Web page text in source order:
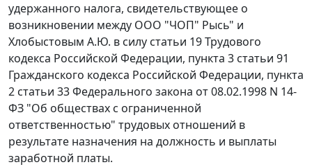
удержанного налога, свидетельствующее о
возникновении между ООО "ЧОП" Рысь" и
Хлобыстовым А.Ю. в силу статьи 19Трудового
кодекса Российской Федерации, пункта 3 статьи 91
Гражданского кодекса Российской Федерации, пункта
2 статьи 33Федерального закона от 08.02.1998 N 14-
ФЗ "Об обществах с ограниченной
ответственностью" трудовых отношений в
результате назначения на должность и выплаты
заработной платы.